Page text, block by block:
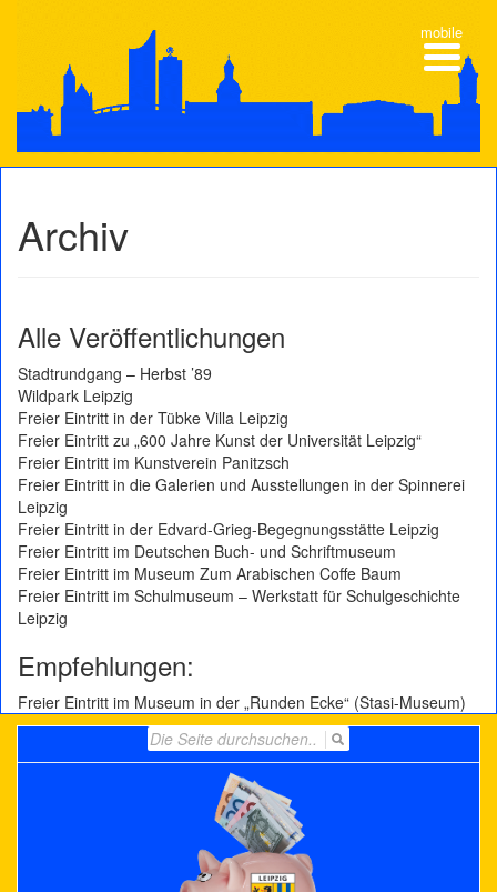
Archiv
Alle Veröffentlichungen
Stadtrundgang – Herbst ’89
Wildpark Leipzig
Freier Eintritt in der Tübke Villa Leipzig
Freier Eintritt zu „600 Jahre Kunst der Universität Leipzig“
Freier Eintritt im Kunstverein Panitzsch
Freier Eintritt in die Galerien und Ausstellungen in der Spinnerei
Leipzig
Freier Eintritt in der Edvard-Grieg-Begegnungsstätte Leipzig
Freier Eintritt im Deutschen Buch- und Schriftmuseum
Freier Eintritt im Museum Zum Arabischen Coffe Baum
Freier Eintritt im Schulmuseum – Werkstatt für Schulgeschichte
Leipzig
Empfehlungen:
Freier Eintritt im Museum in der „Runden Ecke“ (Stasi-Museum)
for:
mobile